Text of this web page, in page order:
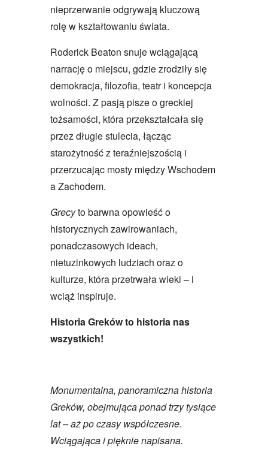
nieprzerwanie odgrywają kluczową
rolę w kształtowaniu świata.
Roderick Beaton snuje wciągającą
narrację o miejscu, gdzie zrodziły się
demokracja, filozofia, teatr i koncepcja
wolności. Z pasją pisze o greckiej
tożsamości, która przekształcała się
przez długie stulecia, łącząc
starożytność z teraźniejszością i
przerzucając mosty między Wschodem
a Zachodem.
Grecyto barwna opowieść o
historycznych zawirowaniach,
ponadczasowych ideach,
nietuzinkowych ludziach oraz o
kulturze, która przetrwała wieki – i
wciąż inspiruje.
Historia Greków to historia nas
wszystkich!
Monumentalna, panoramiczna historia
Greków, obejmująca ponad trzy tysiące
lat – aż po czasy współczesne.
Wciągająca i pięknie napisana.